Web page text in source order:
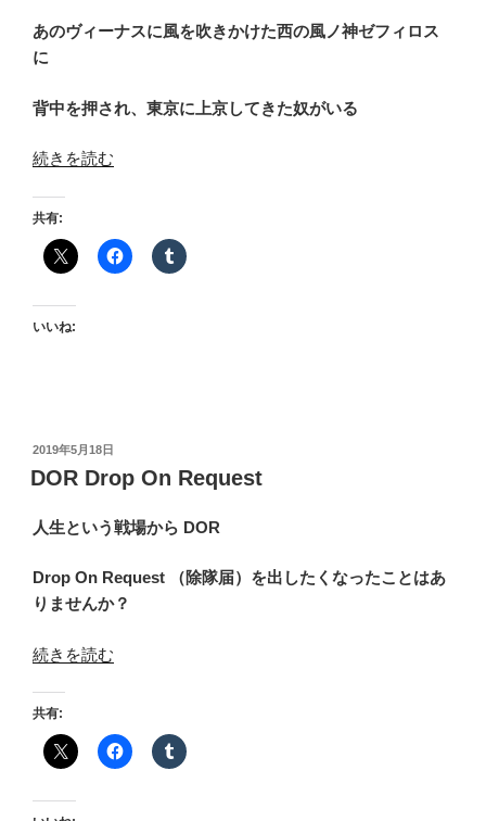
あのヴィーナスに風を吹きかけた西の風ノ神ゼフィロス
に
背中を押され、東京に上京してきた奴がいる
“13
目
星
し）”
続きを読む
共有:
いいね:
投
稿
日:
2019年5月18日
DOR Drop On Request
人生という戦場から DOR
Drop On Request （除隊届）を出したくなったことはあ
りませんか？
“DOR
On
Request”
の
続きを読む
共有: